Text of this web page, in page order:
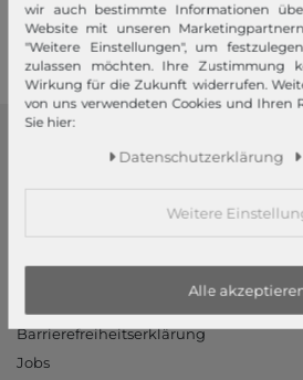
Mehr dazu!
modeherz
Impressum
Barrierefreiheitserklärung
Jobs
wir auch bestimmte Informationen
Website mit unseren
"Weitere Einstellungen", um
zulassen möchten. Ihre Zustimmung
Wirkung für die Zukunft widerrufen.
von uns verwendeten Cookies und Ihren
Sie hier:
Daten­schutz­erklärung
Weitere
Alle